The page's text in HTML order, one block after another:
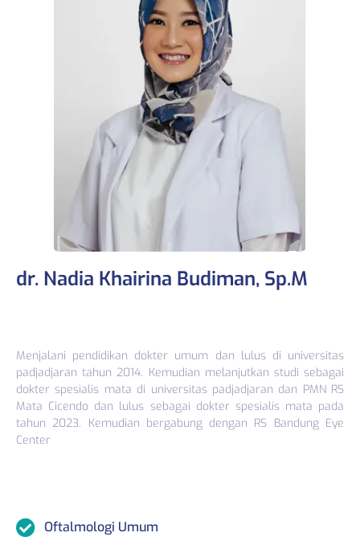
dr. Nadia Khairina Budiman, Sp.M
Menjalani pendidikan dokter umum dan lulus di universitas
padjadjaran tahun 2014. Kemudian melanjutkan studi sebagai
dokter spesialis mata di universitas padjadjaran dan PMN RS
Mata Cicendo dan lulus sebagai dokter spesialis mata pada
tahun 2023. Kemudian bergabung dengan RS Bandung Eye
Center
Oftalmologi Umum